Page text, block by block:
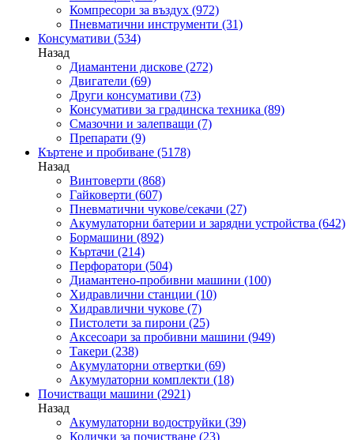
Компресори за въздух (972)
Пневматични инструменти (31)
Консумативи (534)
Назад
Диамантени дискове (272)
Двигатели (69)
Други консумативи (73)
Консумативи за градинска техника (89)
Смазочни и залепващи (7)
Препарати (9)
Къртене и пробиване (5178)
Назад
Винтоверти (868)
Гайковерти (607)
Пневматични чукове/секачи (27)
Акумулаторни батерии и зарядни устройства (642)
Бормашини (892)
Къртачи (214)
Перфоратори (504)
Диамантено-пробивни машини (100)
Хидравлични станции (10)
Хидравлични чукове (7)
Пистолети за пирони (25)
Аксесоари за пробивни машини (949)
Такери (238)
Акумулаторни отвертки (69)
Акумулаторни комплекти (18)
Почистващи машини (2921)
Назад
Акумулаторни водоструйки (39)
Колички за почистване (23)